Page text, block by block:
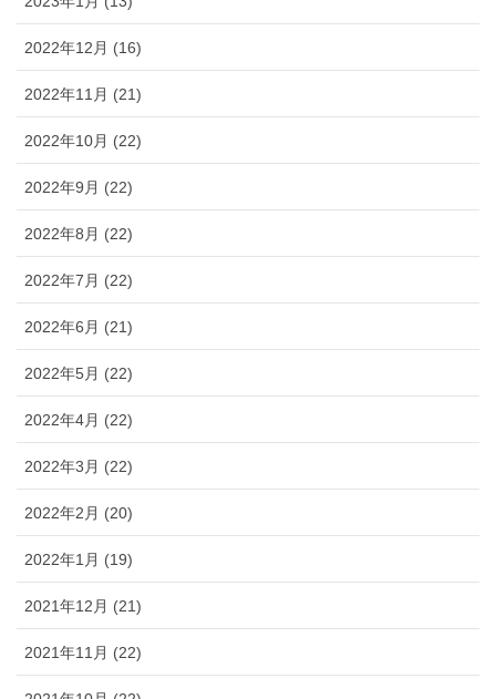
2022年12月 (16)
2022年11月 (21)
2022年10月 (22)
2022年9月 (22)
2022年8月 (22)
2022年7月 (22)
2022年6月 (21)
2022年5月 (22)
2022年4月 (22)
2022年3月 (22)
2022年2月 (20)
2022年1月 (19)
2021年12月 (21)
2021年11月 (22)